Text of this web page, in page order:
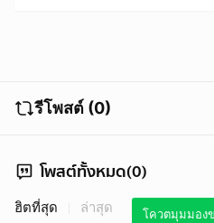
รีโพสต์ (0)
โพสต์ทั้งหมด(0)
โควตมุมมอง
ฮิตที่สุด ล่าสุด